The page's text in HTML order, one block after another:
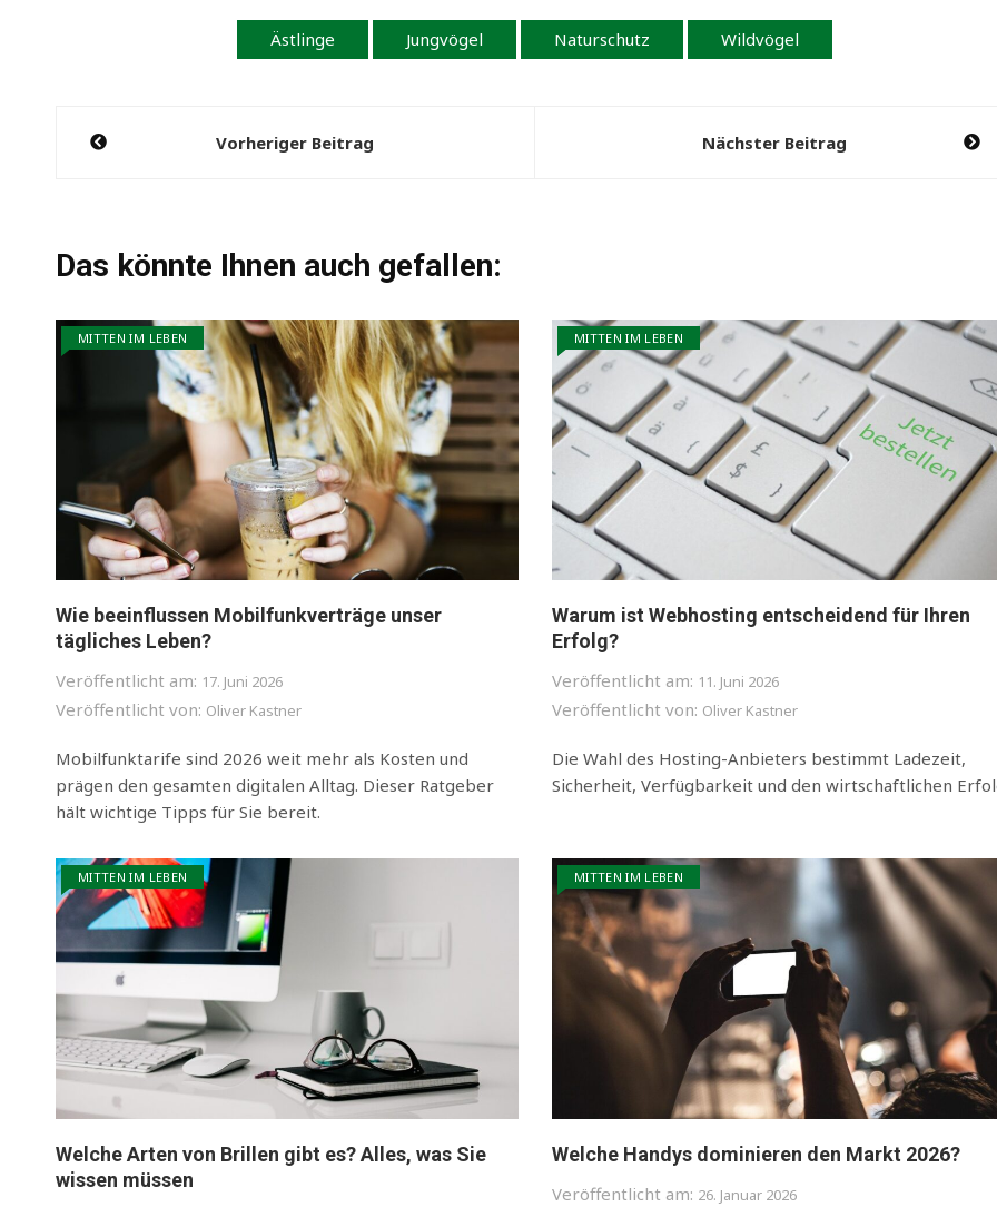
Ästlinge Jungvögel Naturschutz Wildvögel
Beitragsnavigation
Vorheriger Beitrag Nächster Beitrag
Das könnte Ihnen auch gefallen:
MITTEN IM LEBEN
Wie beeinflussen Mobilfunkverträge unser
tägliches Leben?
Veröffentlicht am: 17. Juni 2026
Veröffentlicht von: Oliver Kastner
Mobilfunktarife sind 2026 weit mehr als Kosten und
prägen den gesamten digitalen Alltag. Dieser Ratgeber
hält wichtige Tipps für Sie bereit.
MITTEN IM LEBEN
Warum ist Webhosting entscheidend für Ihren
Erfolg?
Veröffentlicht am: 11. Juni 2026
Veröffentlicht von: Oliver Kastner
Die Wahl des Hosting-Anbieters bestimmt Ladezeit,
Sicherheit, Verfügbarkeit und den wirtschaftlichen
MITTEN IM LEBEN
Welche Arten von Brillen gibt es? Alles, was Sie
wissen müssen
MITTEN IM LEBEN
Welche Handys dominieren den Markt 2026?
Veröffentlicht am: 26. Januar 2026